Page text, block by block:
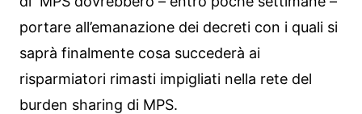
portare all’emanazione dei decreti con i quali si
saprà finalmente cosa succederà ai
risparmiatori rimasti impigliati nella rete del
burden sharing di MPS.